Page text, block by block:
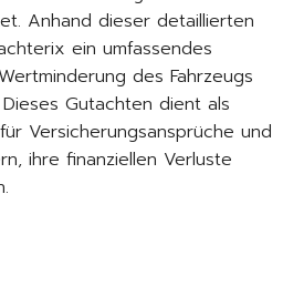
Anhand dieser detaillierten
ein umfassendes
des Fahrzeugs
Gutachten dient als
Versicherungsansprüche und
ihre finanziellen Verluste